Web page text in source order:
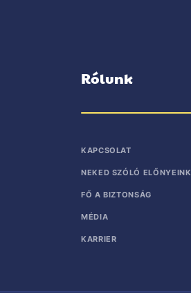
Rólunk
KAPCSOLAT
NEKED SZÓLÓ ELŐNYEINK
FŐ A BIZTONSÁG
MÉDIA
KARRIER